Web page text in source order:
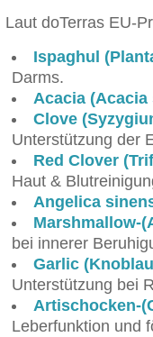
Laut doTerras EU-
Ispaghul
Darms.
Acacia (Acacia
Clove
Unterstützung der
Red Clover
Haut &
Angelica
Marshmallow-
bei innerer
Garlic
Unterstützung bei
Artischocken-
Leberfunktion und